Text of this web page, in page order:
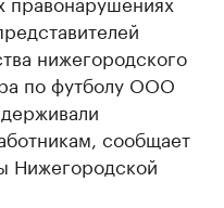
нижегородского
по футболу ООО
сообщает
Нижегородской